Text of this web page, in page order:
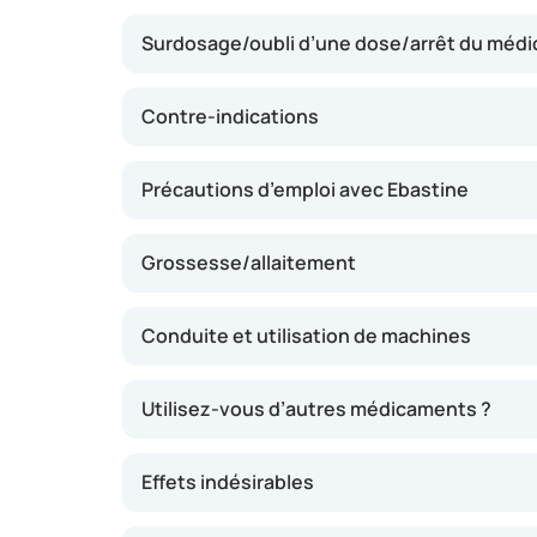
cutanées. Ebastine peut apporter un
médicament ne provoque généralement pas
Surdosage/oubli d’une dose/arrêt du
Contre-indications
Précautions d’emploi avec Ebastine
Grossesse/allaitement
Conduite et utilisation de machines
Utilisez-vous d’autres médicaments ?
Effets indésirables